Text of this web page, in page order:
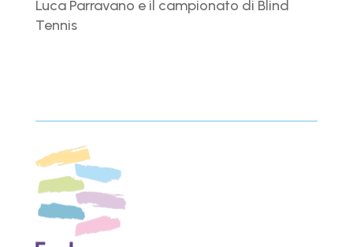
Luca Parravano e il campionato di Blind
Tennis